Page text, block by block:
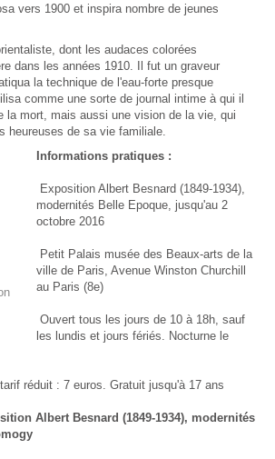
vers 1900 et inspira nombre de jeunes
dont les audaces colorées
dans les années 1910. Il fut un graveur
la technique de l'eau-forte presque
comme une sorte de journal intime à qui il
la mort, mais aussi une vision de la vie, qui
heureuses de sa vie familiale.
Informations pratiques :
Exposition Albert Besnard (1849-1934),
modernités Belle Epoque, jusqu'au 2
octobre 2016
Petit Palais musée des Beaux-arts de la
ville de Paris, Avenue Winston Churchill
au Paris (8e)
Ouvert tous les jours de 10 à 18h, sauf
les lundis et jours fériés. Nocturne le
réduit : 7 euros. Gratuit jusqu'à 17 ans
Albert Besnard (1849-1934), modernités